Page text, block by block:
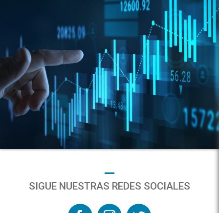
SIGUE NUESTRAS REDES SOCIALES